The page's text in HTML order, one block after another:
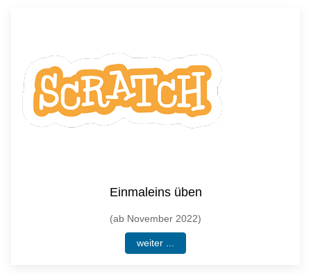
Einmaleins üben
(ab November 2022)
weiter ...